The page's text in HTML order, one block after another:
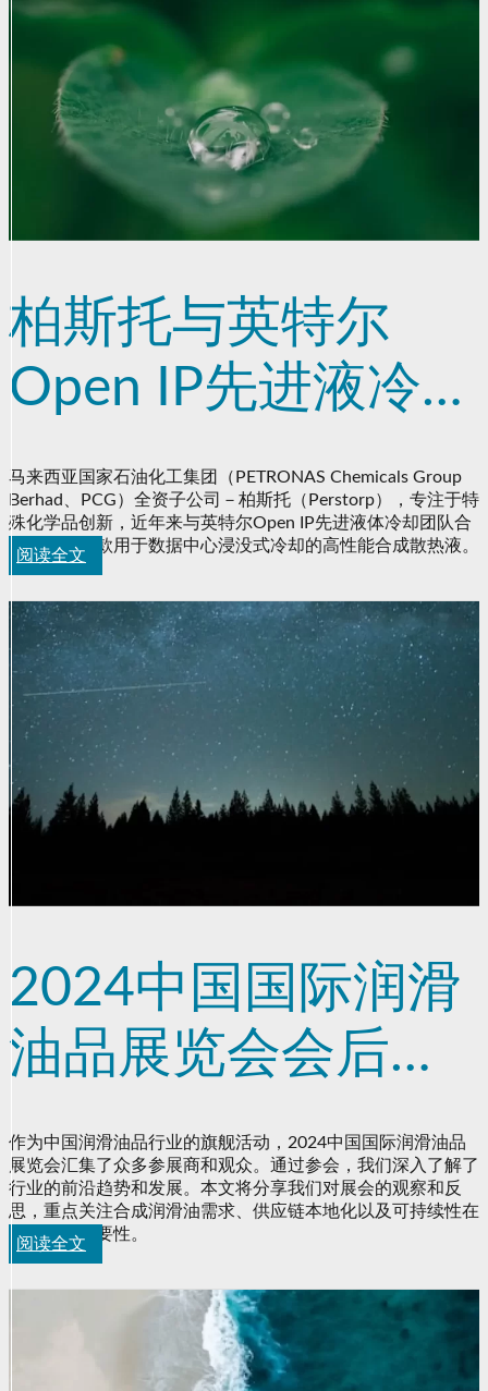
柏斯托与英特尔
Open IP先进液冷团
队 开发新型合成散
热液与应用
马来西亚国家石油化工集团（PETRONAS Chemicals Group
Berhad、PCG）全资子公司－柏斯托（Perstorp），专注于特
殊化学品创新，近年来与英特尔Open IP先进液体冷却团队合
作，开发一款用于数据中心浸没式冷却的高性能合成散热液。
阅读全文
2024中国国际润滑
油品展览会会后总
结
作为中国润滑油品行业的旗舰活动，2024中国国际润滑油品
展览会汇集了众多参展商和观众。通过参会，我们深入了解了
行业的前沿趋势和发展。本文将分享我们对展会的观察和反
思，重点关注合成润滑油需求、供应链本地化以及可持续性在
行业中的重要性。
阅读全文